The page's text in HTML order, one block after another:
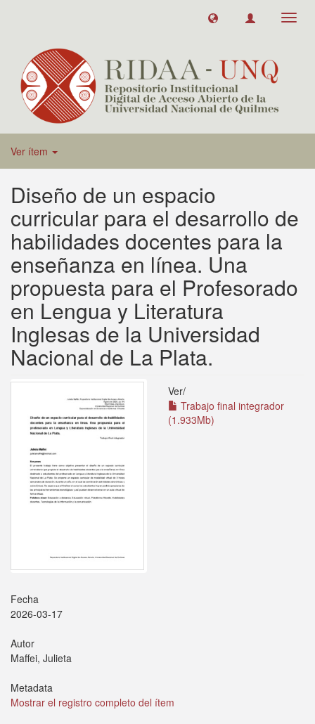
Ver ítem
Diseño de un espacio
curricular para el desarrollo de
habilidades docentes para la
enseñanza en línea. Una
propuesta para el Profesorado
en Lengua y Literatura
Inglesas de la Universidad
Nacional de La Plata.
Ver/
Trabajo final integrador
(1.933Mb)
Fecha
2026-03-17
Autor
Maffei, Julieta
Metadata
Mostrar el registro completo del ítem